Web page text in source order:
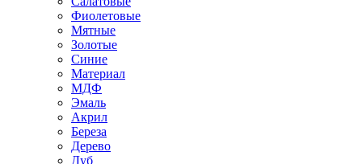
Фиолетовые
Мятные
Золотые
Синие
Материал
МДФ
Эмаль
Акрил
Береза
Дерево
Дуб